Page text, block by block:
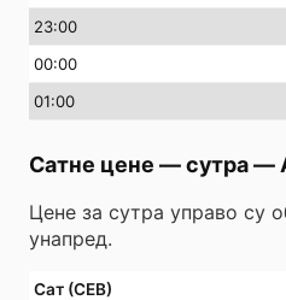
23:00
00:00
01:00
Сатне цене — сутра—
Цене за сутра управо су
унапред.
Сат (СЕВ)